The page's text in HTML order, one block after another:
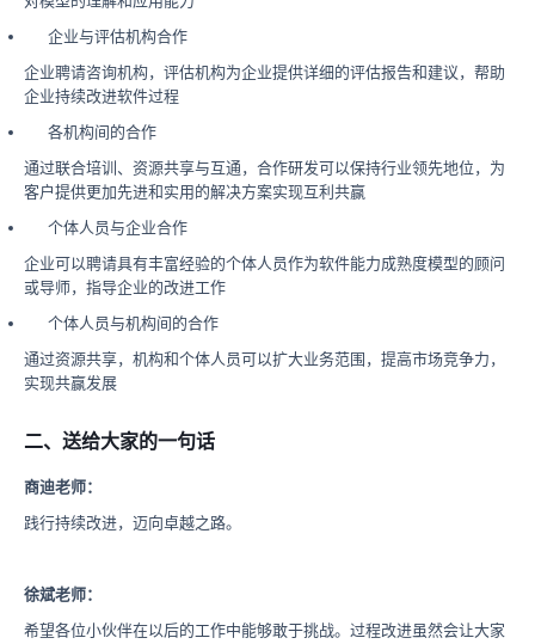
企业与评估机构合作
企业聘请咨询机构，评估机构为企业提供详细的评估报告和建议，帮助
企业持续改进软件过程
各机构间的合作
通过联合培训、资源共享与互通，合作研发可以保持行业领先地位，为
客户提供更加先进和实用的解决方案实现互利共赢
个体人员与企业合作
企业可以聘请具有丰富经验的个体人员作为软件能力成熟度模型的顾问
或导师，指导企业的改进工作
个体人员与机构间的合作
通过资源共享，机构和个体人员可以扩大业务范围，提高市场竞争力，
实现共赢发展
二、送给大家的一句话
商迪老师：
践行持续改进，迈向卓越之路。
徐斌老师：
希望各位小伙伴在以后的工作中能够敢于挑战。过程改进虽然会让大家